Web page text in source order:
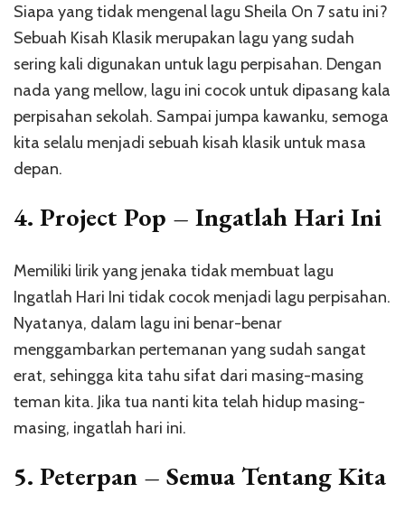
Siapa yang tidak mengenal lagu Sheila On 7 satu ini?
Sebuah Kisah Klasik merupakan lagu yang sudah
sering kali digunakan untuk lagu perpisahan. Dengan
nada yang mellow, lagu ini cocok untuk dipasang kala
perpisahan sekolah. Sampai jumpa kawanku, semoga
kita selalu menjadi sebuah kisah klasik untuk masa
depan.
4. Project Pop – Ingatlah Hari Ini
Memiliki lirik yang jenaka tidak membuat lagu
Ingatlah Hari Ini tidak cocok menjadi lagu perpisahan.
Nyatanya, dalam lagu ini benar-benar
menggambarkan pertemanan yang sudah sangat
erat, sehingga kita tahu sifat dari masing-masing
teman kita. Jika tua nanti kita telah hidup masing-
masing, ingatlah hari ini.
5. Peterpan – Semua Tentang Kita